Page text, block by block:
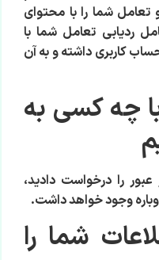
شما را با محتوای
ردیابی تعامل شما با
کاربری داشته و به آن
چه کسی به
را درخواست دادید،
شما را